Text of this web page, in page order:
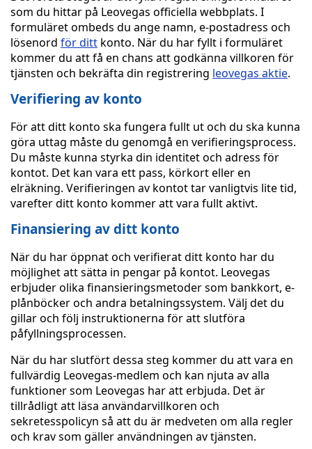
som du hittar på Leovegas officiella webbplats. I
formuläret ombeds du ange namn, e-postadress och
lösenord för ditt konto. När du har fyllt i formuläret
kommer du att få en chans att godkänna villkoren för
tjänsten och bekräfta din registrering leovegas aktie.
Verifiering av konto
För att ditt konto ska fungera fullt ut och du ska kunna
göra uttag måste du genomgå en verifieringsprocess.
Du måste kunna styrka din identitet och adress för
kontot. Det kan vara ett pass, körkort eller en
elräkning. Verifieringen av kontot tar vanligtvis lite tid,
varefter ditt konto kommer att vara fullt aktivt.
Finansiering av ditt konto
När du har öppnat och verifierat ditt konto har du
möjlighet att sätta in pengar på kontot. Leovegas
erbjuder olika finansieringsmetoder som bankkort, e-
plånböcker och andra betalningssystem. Välj det du
gillar och följ instruktionerna för att slutföra
påfyllningsprocessen.
När du har slutfört dessa steg kommer du att vara en
fullvärdig Leovegas-medlem och kan njuta av alla
funktioner som Leovegas har att erbjuda. Det är
tillrådligt att läsa användarvillkoren och
sekretesspolicyn så att du är medveten om alla regler
och krav som gäller användningen av tjänsten.